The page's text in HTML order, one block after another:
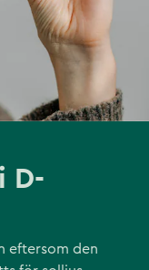
D-
eftersom den